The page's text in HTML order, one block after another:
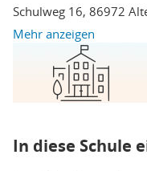
Schulweg 16, 86972
Mehr anzeigen
In diese Schule